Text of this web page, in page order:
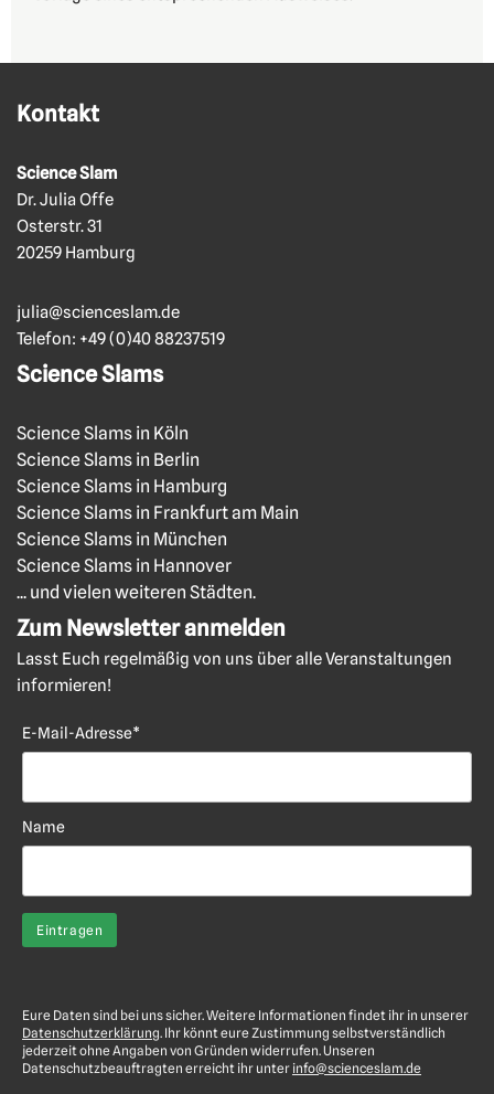
Kontakt
Science Slam
Dr. Julia Offe
Osterstr. 31
20259 Hamburg
julia@scienceslam.de
Telefon: +49 (0)40 88237519
Science Slams
Science Slams in Köln
Science Slams in Berlin
Science Slams in Hamburg
Science Slams in Frankfurt am Main
Science Slams in München
Science Slams in Hannover
... und vielen weiteren Städten.
Zum Newsletter anmelden
Lasst Euch regelmäßig von uns über alle Veranstaltungen
informieren!
E-Mail-Adresse*
Name
Eure Daten sind bei uns sicher. Weitere Informationen findet ihr in unserer
Datenschutzerklärung. Ihr könnt eure Zustimmung selbstverständlich
jederzeit ohne Angaben von Gründen widerrufen. Unseren
Datenschutzbeauftragten erreicht ihr unter info@scienceslam.de